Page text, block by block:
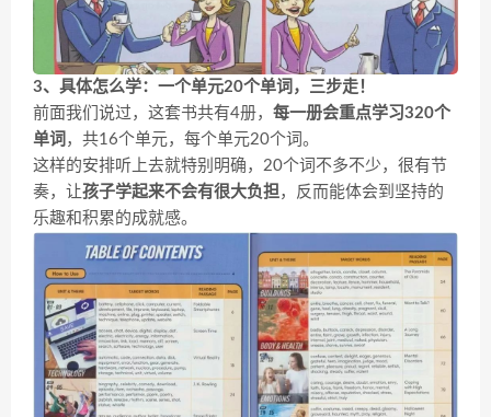
3、具体怎么学： 一个单元20个单词，三步走！
前面我们说过，这套书共有4册， 每一册会重点学习320个
单词 ，共16个单元，每个单元20个词。
这样的安排听上去就特别明确，20个词不多不少，很有节
奏，让孩子学起来不会有很大负担，反而能体会到坚持的
乐趣和积累的成就感。